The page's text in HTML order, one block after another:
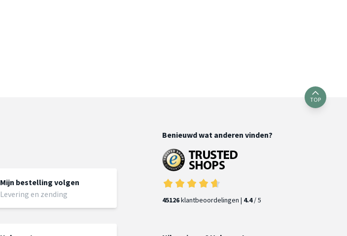
TOP
Mijn bestelling volgen
Levering en zending
Benieuwd wat anderen vinden?
45126klantbeoordelingen | 4.4/ 5